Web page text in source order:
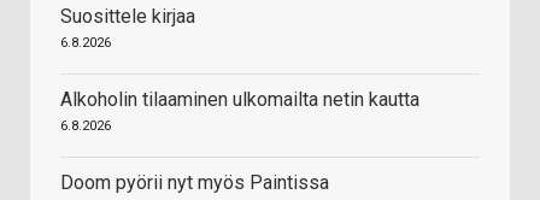
Suosittele kirjaa
6.8.2026
Alkoholin tilaaminen ulkomailta netin kautta
6.8.2026
Doom pyörii nyt myös Paintissa